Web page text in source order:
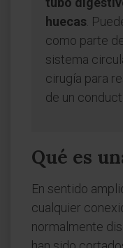
huecas .
como parte
sistema
cirugía para
de un
Qué es
En sentido
cualquier
normalmente